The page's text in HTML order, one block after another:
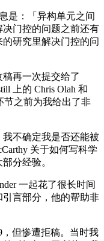
：「异构单元之间
门控的问题之前还有
研究里解决门控的问
再一次提交给了
上的 Chris Olah 和
节之前为我给出了非
不确定我是否还能被
关于如何写科学
分经验。
一起花了很长时间
言部分，他的帮助非
但惨遭拒稿。当时我